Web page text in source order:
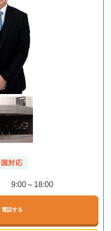
対応
9:00～18:00
電話する